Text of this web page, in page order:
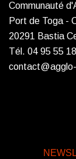
Communauté
Port de Toga -
20291 Bastia
Tél. 04 95 55